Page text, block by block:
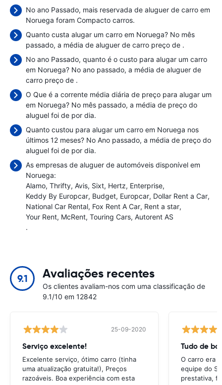
No ano Passado, mais reservada de aluguer de carro em
Noruega foram Compacto carros.
Quanto custa alugar um carro em Noruega? No mês
passado, a média de aluguer de carro preço de .
No ano Passado, quanto é o custo para alugar um carro
em Noruega? No ano passado, a média de aluguer de
carro preço de .
O Que é a corrente média diária de preço para alugar um
em Noruega? No mês passado, a média de preço do
aluguel foi de por dia.
Quanto custou para alugar um carro em Noruega nos
últimos 12 meses? No Ano passado, a média de preço do
aluguel foi de por dia.
As empresas de aluguer de automóveis disponível em
Noruega:
Alamo Thrifty Avis Sixt Hertz Enterprise
Keddy By Europcar Budget Europcar Dollar Rent a Car
National Car Rental Fox Rent A Car Rent a star
Your Rent McRent Touring Cars Autorent AS
.
9.1 Avaliações recentes
Os clientes avaliam-nos com uma classificação de
9.1/10 em 12842
25-09-2020
Serviço excelente!
Excelente serviço, ótimo carro (tinha
uma atualização gratuita!), Preços
razoáveis. Boa experiência com esta
Tudo de
O carro era
equipe do
prestativa,